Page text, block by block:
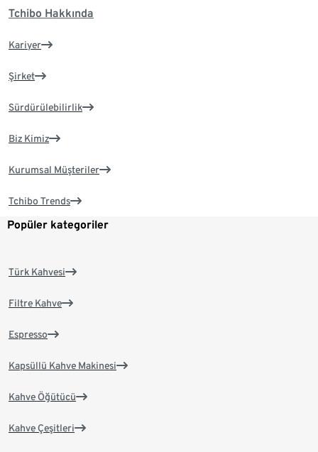
Tchibo Hakkında
Kariyer
Şirket
Sürdürülebilirlik
Biz Kimiz
Kurumsal Müşteriler
Tchibo Trends
Popüler kategoriler
Türk Kahvesi
Filtre Kahve
Espresso
Kapsüllü Kahve Makinesi
Kahve Öğütücü
Kahve Çeşitleri